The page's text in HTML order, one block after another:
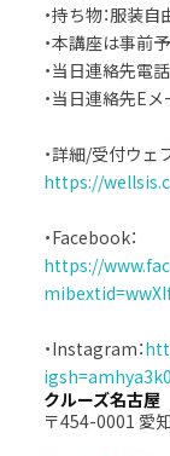
・持ち物：服装
・本講座は事前
・当日連絡先電
・当日連絡先Eメ
・詳細/受付ウェ
https://
・Facebook：
https://
・Instagram：
クルーズ名古
〒454-0001 愛